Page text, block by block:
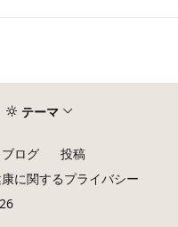
テーマ
ブログ
投稿
に関するプライバシー